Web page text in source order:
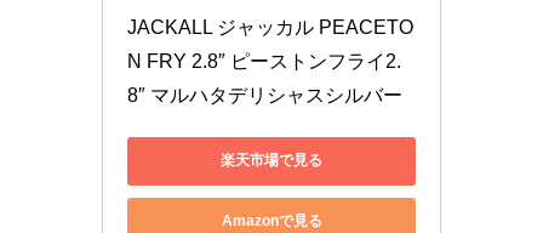
JACKALL ジャッカル PEACETO
N FRY 2.8″ ピーストンフライ2.
8″ マルハタデリシャスシルバー
楽天市場で見る
Amazonで見る